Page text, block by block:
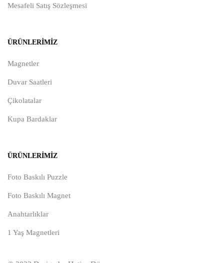
Mesafeli Satış Sözleşmesi
ÜRÜNLERIMIZ
Magnetler
Duvar Saatleri
Çikolatalar
Kupa Bardaklar
ÜRÜNLERIMIZ
Foto Baskılı Puzzle
Foto Baskılı Magnet
Anahtarlıklar
1 Yaş Magnetleri